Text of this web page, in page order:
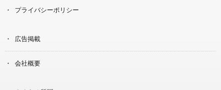
プライバシーポリシー
広告掲載
会社概要